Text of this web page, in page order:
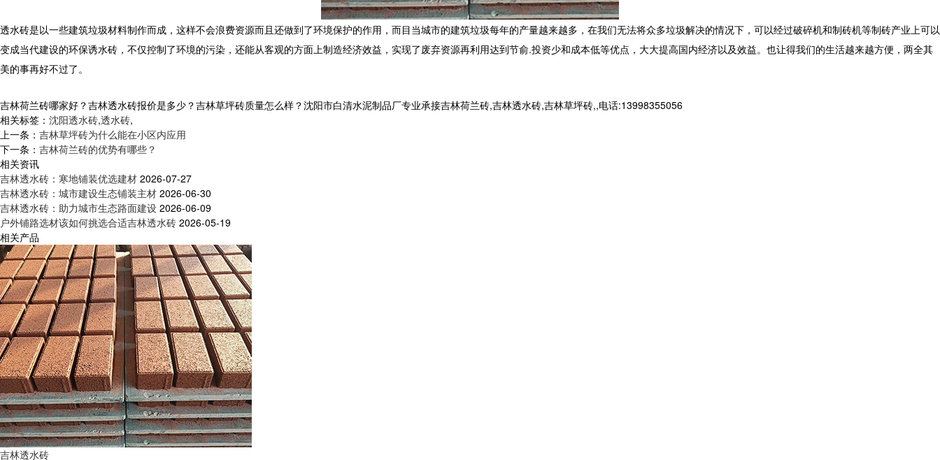
透水砖是以一些建筑垃圾材料制作而成，这样不会浪费资源而且还做到了环境保护的作用，而目当城市的建筑垃圾每年的产量越来越多，在我们无法将众多垃圾解决的情况下，可以经过破碎机和制砖机等制砖产业上可以
变成当代建设的环保诱水砖，不仅控制了环境的污染，还能从客观的方面上制造经济效益，实现了废弃资源再利用达到节俞.投资少和成本低等优点，大大提高国内经济以及效益。也让得我们的生活越来越方便，两全其
美的事再好不过了。
吉林荷兰砖哪家好？吉林透水砖报价是多少？吉林草坪砖质量怎么样？沈阳市白清水泥制品厂专业承接吉林荷兰砖,吉林透水砖,吉林草坪砖,,电话:13998355056
相关标签： 沈阳透水砖,透水砖,
上一条： 吉林草坪砖为什么能在小区内应用
下一条： 吉林荷兰砖的优势有哪些？
相关资讯
吉林透水砖：寒地铺装优选建材 2026-07-27
吉林透水砖：城市建设生态铺装主材 2026-06-30
吉林透水砖：助力城市生态路面建设 2026-06-09
户外铺路选材该如何挑选合适吉林透水砖 2026-05-19
相关产品
吉林透水砖